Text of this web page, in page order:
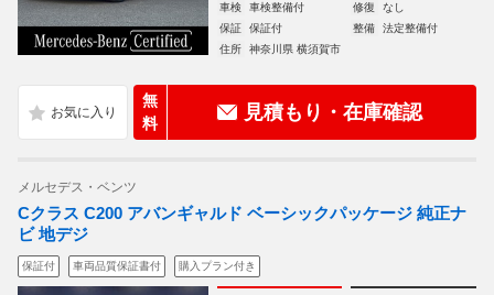
車検
車検整備付 修復
なし
保証
保証付 整備
法定整備付
住所
神奈川県 横須賀市
無
料
見積もり・在庫確認
メルセデス・ベンツ
Cクラス C200 アバンギャルド ベーシックパッケージ 純正ナ
ビ 地デジ
保証付 車両品質保証書付 購入プラン付き